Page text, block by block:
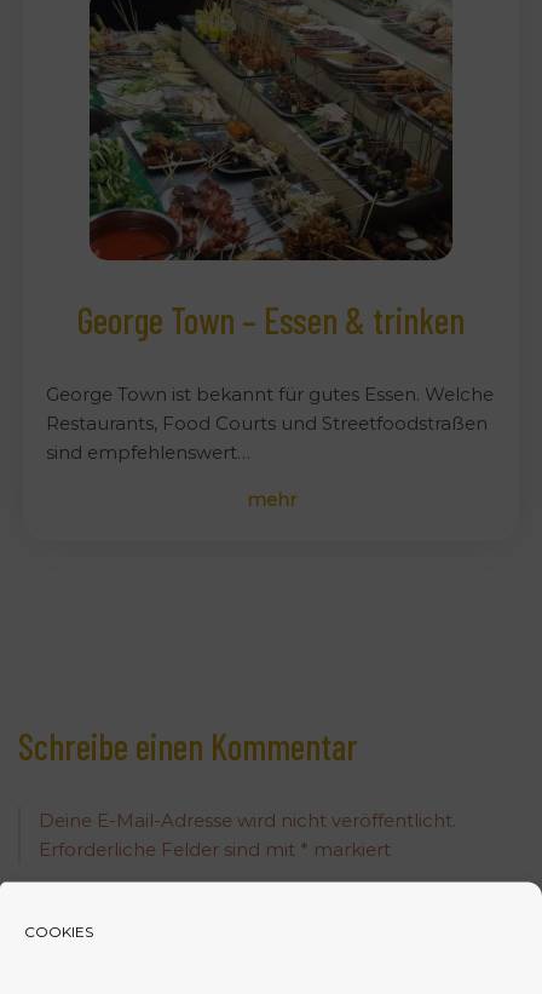
COOKIES
George Town – Essen & trinken
George Town ist bekannt für gutes Essen. Welche
Restaurants, Food Courts und Streetfoodstraßen
sind empfehlenswert…
mehr
Schreibe einen Kommentar
Deine E-Mail-Adresse wird nicht veröffentlicht.
Erforderliche Felder sind mit * markiert